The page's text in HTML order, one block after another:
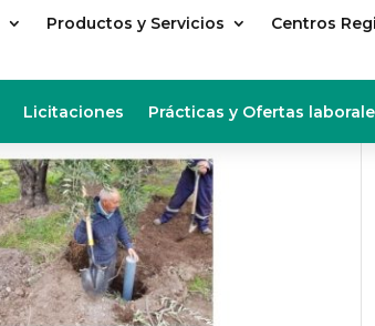
Productos y Servicios Centros
Licitaciones Prácticas y Ofertas